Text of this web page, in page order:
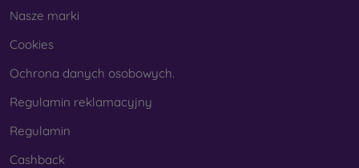
Nasze marki
Cookies
Ochrona danych osobowych.
Regulamin reklamacyjny
Regulamin
Cashback